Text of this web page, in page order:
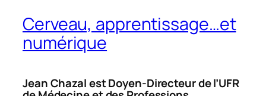
Cerveau, apprentissage…et
numérique
Jean Chazal est Doyen-Directeur de l’UFR